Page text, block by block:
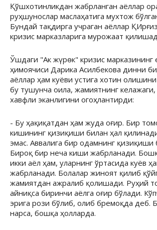
Қўшхотинликдан жабрланган аёллар
руҳшунослар маслаҳатига мухтож
Бундай тақдирга учраган аёллар
кризис марказларига мурожаат
Ўшдаги "Ак жүрөк" кризис марказининг
ҳимоячиси Дарика Асилбекова динни
аёллар ҳам куёви устига хотин
бу тушунча оила, жамиятнинг
хавфли эканлигини огоҳлантирди:
- Бу ҳақиқатдан ҳам жуда оғир. Бир
кишининг қизиқиши билан ҳал
эмас. Аввалига бир одамнинг қизиқиши
Бироқ бир неча киши жабрланади.
икки аёл ҳам, уларнинг ўртасида куёв
жабрланади. Болалар жиноят қилиб
жамиятдан ажралиб қолишади. Руҳий
айниқса биринчи аёлга оғир бўлади.
эрига рози бўлиб, олиб бремоқда деб.
нарса, бошқа ҳолларда.